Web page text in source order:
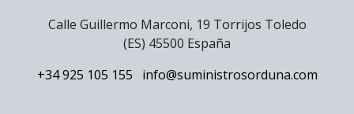
Calle Guillermo Marconi, 19 Torrijos Toledo
(ES) 45500 España
+34 925 105 155
info@suministrosorduna.com